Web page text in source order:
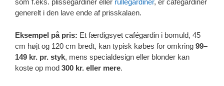
som f.eks. plisségardiner eller rullegardiner, er cafégardiner
generelt i den lave ende af prisskalaen.
Eksempel på pris: Et færdigsyet cafégardin i bomuld, 45
cm højt og 120 cm bredt, kan typisk købes for omkring 99–
149 kr. pr. styk, mens specialdesign eller blonder kan
koste op mod 300 kr. eller mere.